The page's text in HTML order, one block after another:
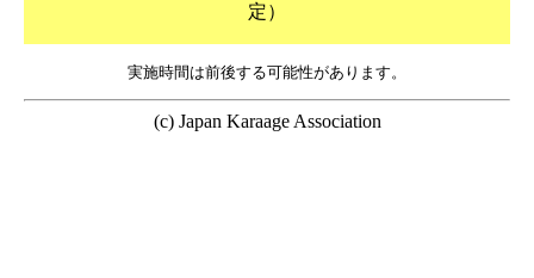
定）
実施時間は前後する可能性があります。
(c) Japan Karaage Association